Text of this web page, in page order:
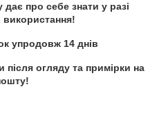
дає про себе знати у разі
використання!
упродовж 14 днів
після огляду та примірки на